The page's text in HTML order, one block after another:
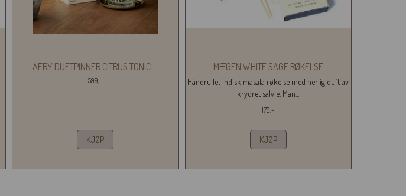
AERY DUFTPINNER CITRUS TONIC...
599,-
KJØP
MÆGEN WHITE SAGE RØKELSE
Håndrullet indisk masala røkelse med herlig duft av
krydret salvie. Man...
179,-
KJØP